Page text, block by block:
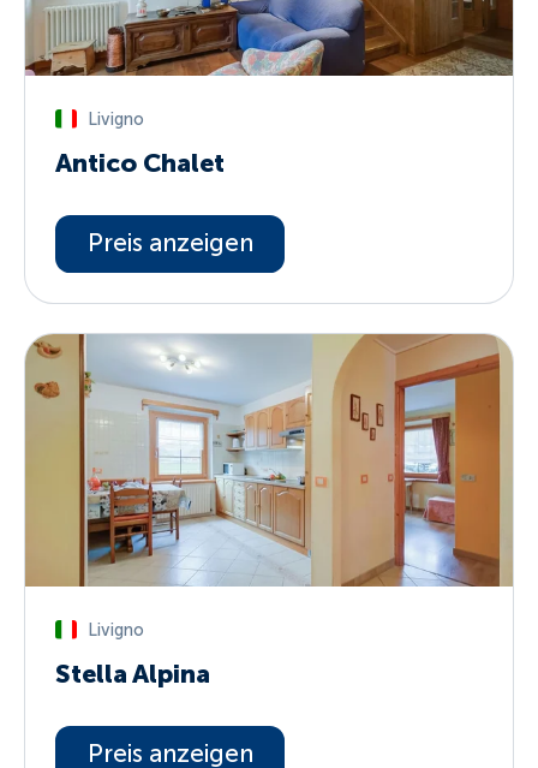
Livigno
Antico Chalet
Preis anzeigen
Livigno
Stella Alpina
Preis anzeigen